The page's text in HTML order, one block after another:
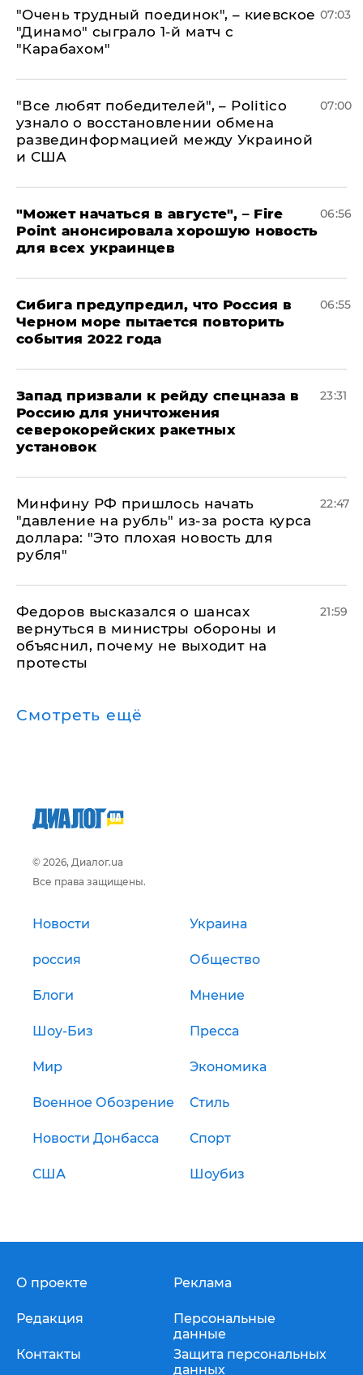
"Очень трудный поединок", – киевское
"Динамо" сыграло 1-й матч с
"Карабахом"
07:03
​"Все любят победителей", – Politico
узнало о восстановлении обмена
развединформацией между Украиной
и США
07:00
"Может начаться в августе", – Fire
Point анонсировала хорошую новость
для всех украинцев
06:56
Сибига предупредил, что Россия в
Черном море пытается повторить
события 2022 года
06:55
Запад призвали к рейду спецназа в
Россию для уничтожения
северокорейских ракетных
установок
23:31
Минфину РФ пришлось начать
"давление на рубль" из-за роста курса
доллара: "Это плохая новость для
рубля"
22:47
Федоров высказался о шансах
вернуться в министры обороны и
объяснил, почему не выходит на
протесты
21:59
Смотреть ещё
© 2026, Диалог.ua
Все права защищены.
Новости Украина
россия Общество
Блоги Мнение
Шоу-Биз Пресса
Мир Экономика
Военное Обозрение Стиль
Новости Донбасса Спорт
США Шоубиз
О проекте
Редакция
Контакты
Реклама
Персональные
данные
Защита персональных
данных